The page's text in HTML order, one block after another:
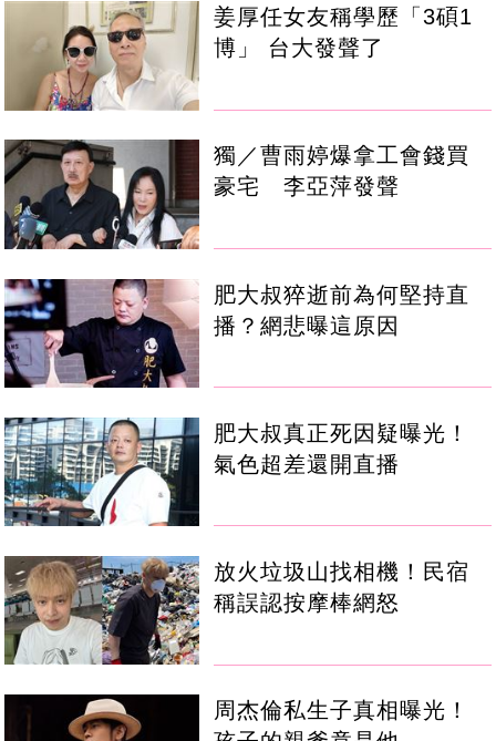
姜厚任女友稱學歷「3碩1
博」 台大發聲了
獨／曹雨婷爆拿工會錢買
豪宅 李亞萍發聲
肥大叔猝逝前為何堅持直
播？網悲曝這原因
肥大叔真正死因疑曝光！
氣色超差還開直播
放火垃圾山找相機！民宿
稱誤認按摩棒網怒
周杰倫私生子真相曝光！